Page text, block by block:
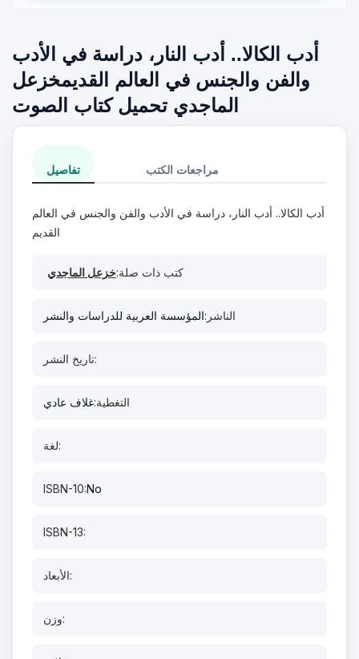
أدب الكالا.. أدب النار، دراسة في الأدب
والفن والجنس في العالم القديمخزعل
الماجدي تحميل كتاب الصوت
تفاصيل مراجعات الكتب
أدب الكالا.. أدب النار، دراسة في الأدب والفن والجنس في العالم
القديم
كتب ذات صلة:خزعل الماجدي
الناشر:المؤسسة العربية للدراسات والنشر
تاريخ النشر:
التغطية:غلاف عادي
لغة:
ISBN-10:No
ISBN-13:
الأبعاد:
وزن: